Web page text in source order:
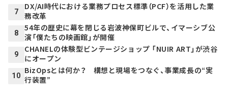
7
DX/AI時代における業務プロセス標準（PCF）を活用した業
務改革
8
54年の歴史に幕を閉じる岩波神保町ビルで、イマーシブ公
演「僕たちの映画館」が開催
9
CHANELの体験型ビンテージショップ 「NUIR ART」が渋谷
にオープン
10
BizOpsとは何か？ 構想と現場をつなぐ、事業成長の“実
行装置”